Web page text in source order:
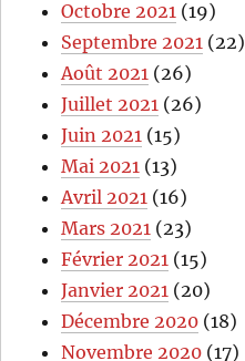
Octobre 2021 (19)
Septembre 2021 (22)
Août 2021 (26)
Juillet 2021 (26)
Juin 2021 (15)
Mai 2021 (13)
Avril 2021 (16)
Mars 2021 (23)
Février 2021 (15)
Janvier 2021 (20)
Décembre 2020 (18)
Novembre 2020 (17)